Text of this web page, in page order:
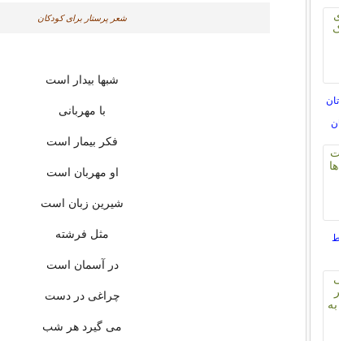
شعر پرستار برای کودکان
شبها بیدار است
با مهربانی
فکر بیمار است
او مهربان است
شیرین زبان است
مثل فرشته
در آسمان است
چراغی در دست
می گیرد هر شب